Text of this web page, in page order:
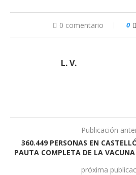
0 comentario 0
L. V.
Publicación
360.449 PERSONAS EN
PAUTA COMPLETA DE LA
próxima